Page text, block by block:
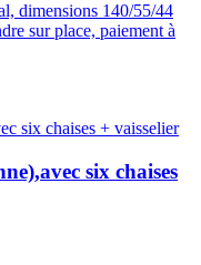
dimensions 140/55/44
sur place, paiement à
six chaises